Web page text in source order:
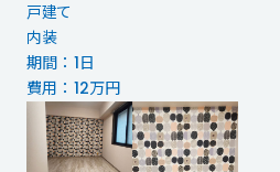
戸建て
内装
期間 ： 1日
費用 ： 12万円